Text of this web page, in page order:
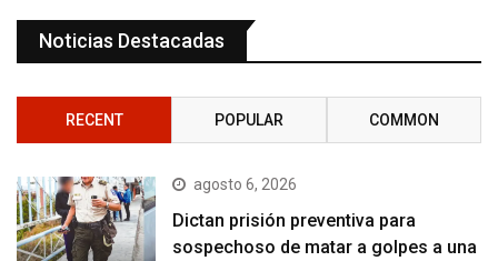
Noticias Destacadas
RECENT POPULAR COMMON
agosto 6, 2026
Dictan prisión preventiva para
sospechoso de matar a golpes a una